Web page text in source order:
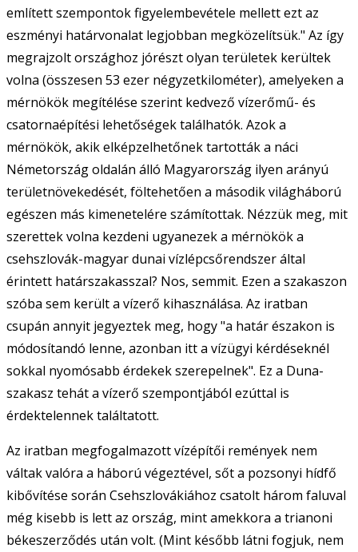
említett szempontok figyelembevétele mellett ezt az
eszményi határvonalat legjobban megközelítsük." Az így
megrajzolt országhoz jórészt olyan területek kerültek
volna (összesen 53 ezer négyzetkilométer), amelyeken a
mérnökök megítélése szerint kedvező vízerőmű- és
csatornaépítési lehetőségek találhatók. Azok a
mérnökök, akik elképzelhetőnek tartották a náci
Németország oldalán álló Magyarország ilyen arányú
területnövekedését, föltehetően a második világháború
egészen más kimenetelére számítottak. Nézzük meg, mit
szerettek volna kezdeni ugyanezek a mérnökök a
csehszlovák-magyar dunai vízlépcsőrendszer által
érintett határszakasszal? Nos, semmit. Ezen a szakaszon
szóba sem került a vízerő kihasználása. Az iratban
csupán annyit jegyeztek meg, hogy "a határ északon is
módosítandó lenne, azonban itt a vízügyi kérdéseknél
sokkal nyomósabb érdekek szerepelnek". Ez a Duna-
szakasz tehát a vízerő szempontjából ezúttal is
érdektelennek találtatott.
Az iratban megfogalmazott vízépítői remények nem
váltak valóra a háború végeztével, sőt a pozsonyi hídfő
kibővítése során Csehszlovákiához csatolt három faluval
még kisebb is lett az ország, mint amekkora a trianoni
békeszerződés után volt. (Mint később látni fogjuk, nem